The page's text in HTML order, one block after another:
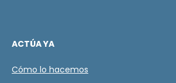
ACTÚA YA
Cómo lo hacemos